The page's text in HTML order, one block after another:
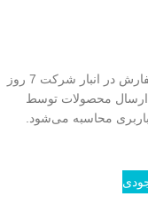
زمان تحویل سفارشات در صورت موجود بودن سفارش در انبار شرکت 7 روز
4 هفته می‌باشد. ارسال محصولات توسط
محاسبه می‌شود.